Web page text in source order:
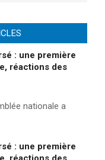
: une première
réactions des
nationale a
: une première